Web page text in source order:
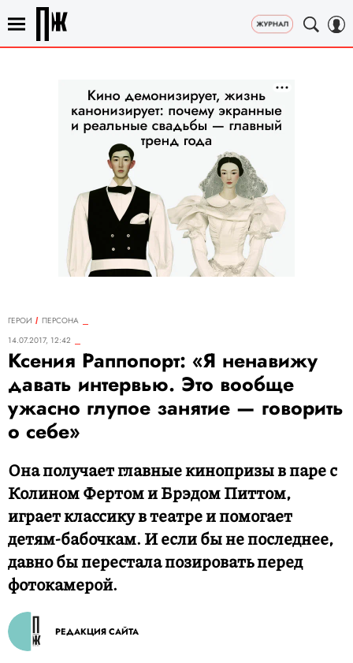
ГЕРОИ
ПЕРСОНА
14.07.2017, 12:42
Ксения Раппопорт: «Я ненавижу
давать интервью. Это вообще
ужасно глупое занятие — говорить
о себе»
Она получает главные кинопризы в паре с
Колином Фертом и Брэдом Питтом,
играет классику в театре и помогает
детям-бабочкам. И если бы не последнее,
давно бы перестала позировать перед
фотокамерой.
РЕДАКЦИЯ САЙТА